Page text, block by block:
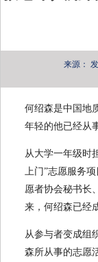
来源：
何绍森是中国地
年轻的他已经从
从大学一年级时
上门”志愿服务
愿者协会秘书长
来，何绍森已经
从参与者变成组
森所从事的志愿